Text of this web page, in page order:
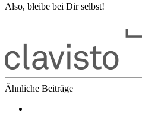
Also, bleibe bei Dir selbst!
Ähnliche Beiträge